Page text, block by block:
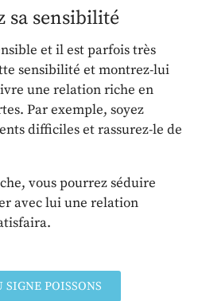
sa sensibilité
et il est parfois très
sensibilité et montrez-lui
une relation riche en
Par exemple, soyez
difficiles et rassurez-le de
vous pourrez séduire
avec lui une relation
POISSONS